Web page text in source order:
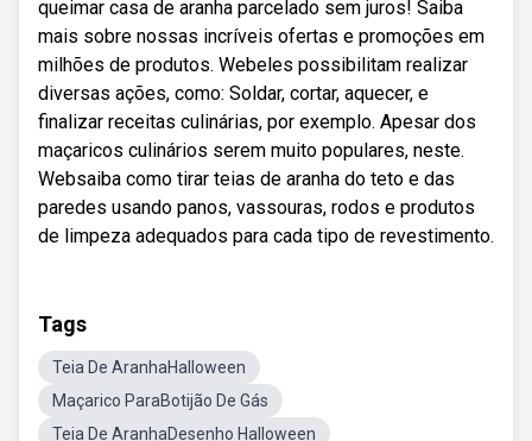
queimar casa de aranha parcelado sem juros! Saiba
mais sobre nossas incríveis ofertas e promoções em
milhões de produtos. Webeles possibilitam realizar
diversas ações, como: Soldar, cortar, aquecer, e
finalizar receitas culinárias, por exemplo. Apesar dos
maçaricos culinários serem muito populares, neste.
Websaiba como tirar teias de aranha do teto e das
paredes usando panos, vassouras, rodos e produtos
de limpeza adequados para cada tipo de revestimento.
Tags
Teia De AranhaHalloween
Maçarico ParaBotijão De Gás
Teia De AranhaDesenho Halloween